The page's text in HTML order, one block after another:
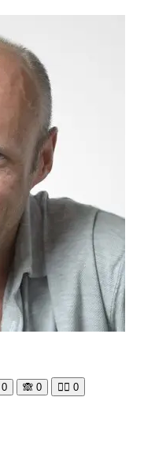
0 🙈 0 🧘‍♀️ 0